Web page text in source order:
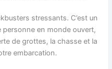
stressants. C’est un
personne en monde ouvert,
de grottes, la chasse et la
embarcation.